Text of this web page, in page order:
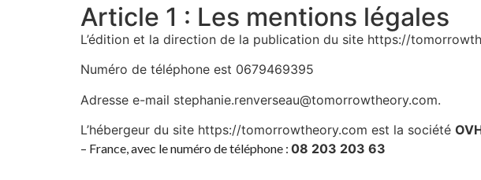
Article 1 : Les mentions légales
L’édition et la direction de la publication du site https://
Numéro de téléphone est 0679469395
Adresse e-mail stephanie.renverseau@tomorrowtheory.com.
L’hébergeur du site https://tomorrowtheory.com est la société
– France, avec le numéro de téléphone : 08 203 203 63